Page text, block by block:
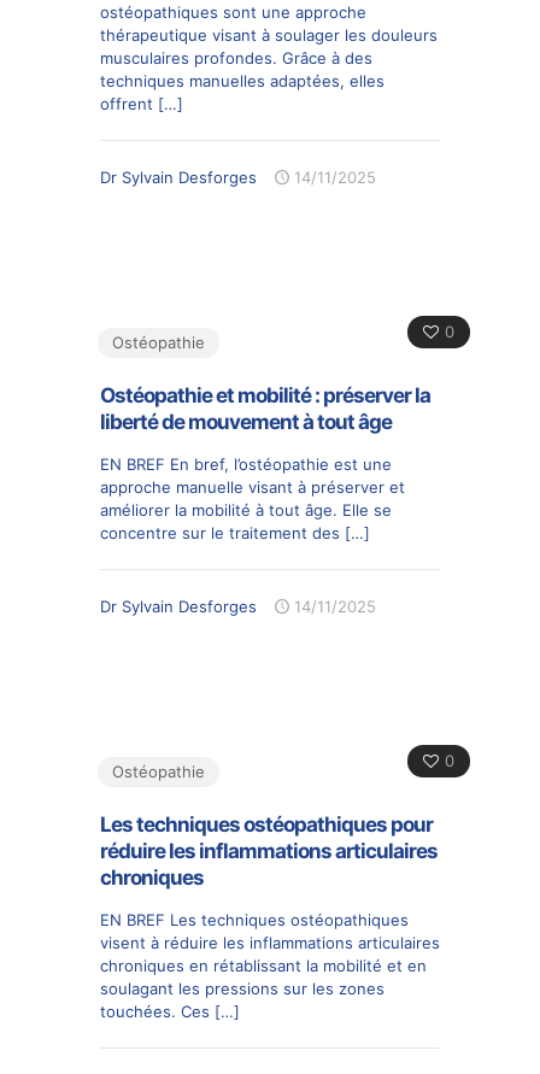
ostéopathiques sont une approche
thérapeutique visant à soulager les douleurs
musculaires profondes. Grâce à des
techniques manuelles adaptées, elles
offrent […]
Dr Sylvain Desforges 14/11/2025
0
Ostéopathie
Ostéopathie et mobilité : préserver la
liberté de mouvement à tout âge
EN BREF En bref, l’ostéopathie est une
approche manuelle visant à préserver et
améliorer la mobilité à tout âge. Elle se
concentre sur le traitement des […]
Dr Sylvain Desforges 14/11/2025
0
Ostéopathie
Les techniques ostéopathiques pour
réduire les inflammations articulaires
chroniques
EN BREF Les techniques ostéopathiques
visent à réduire les inflammations articulaires
chroniques en rétablissant la mobilité et en
soulagant les pressions sur les zones
touchées. Ces […]